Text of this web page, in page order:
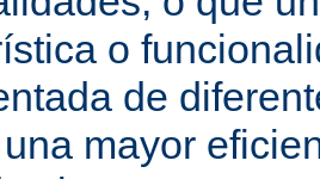
o
de
mayor